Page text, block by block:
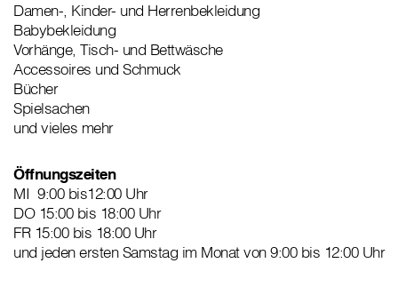
Damen-, Kinder- und Herrenbekleidung
Babybekleidung
Vorhänge, Tisch- und Bettwäsche
Accessoires und Schmuck
Bücher
Spielsachen
und vieles mehr
Öffnungszeiten
MI 9:00 bis12:00 Uhr
DO 15:00 bis 18:00 Uhr
FR 15:00 bis 18:00 Uhr
und jeden ersten Samstag im Monat von 9:00 bis 12:00 Uhr